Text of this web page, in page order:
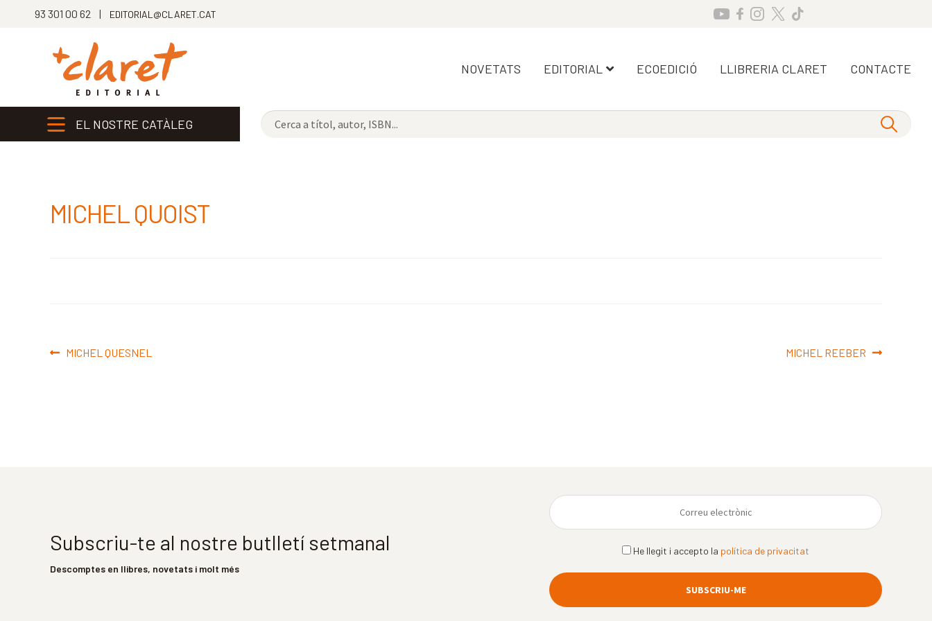
93 301 00 62 | EDITORIAL@CLARET.CAT
NOVETATS EDITORIAL ECOEDICIÓ LLIBRERIA CLARET CONTACTE
EL NOSTRE CATÀLEG
MICHEL QUOIST
Navegació
Entrada
MICHEL QUESNEL
Pròxima
MICHEL REEBER
Subscriu-te al nostre butlletí setmanal
Descomptes en llibres, novetats i molt més
He llegit i accepto la política de privacitat